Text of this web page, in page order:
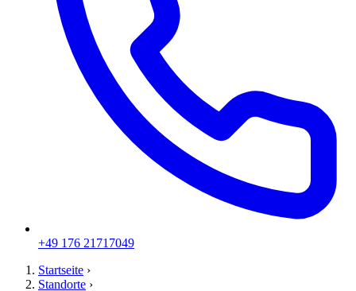
+49 176 21717049
Startseite ›
Standorte ›